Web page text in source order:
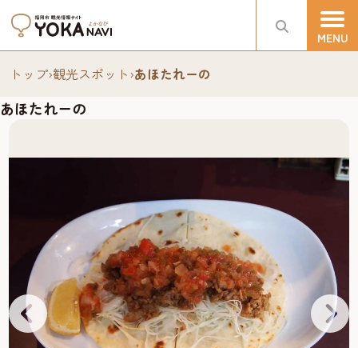
トップ›観光スポット›あほたれーの
あほたれーの